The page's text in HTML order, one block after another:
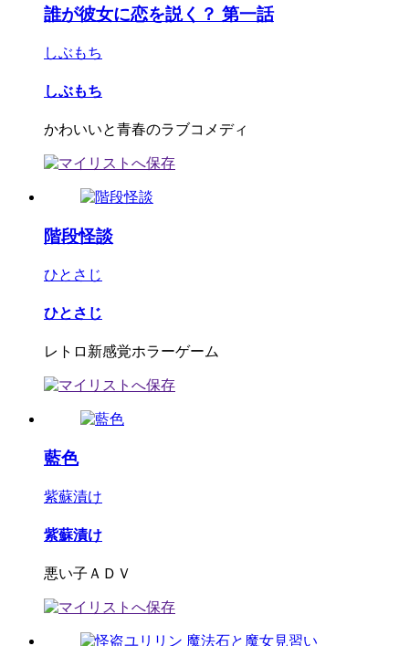
誰が彼女に恋を説く？ 第一話
しぶもち
しぶもち
かわいいと青春のラブコメディ
階段怪談
ひとさじ
ひとさじ
レトロ新感覚ホラーゲーム
藍色
紫蘇漬け
紫蘇漬け
悪い子ＡＤＶ